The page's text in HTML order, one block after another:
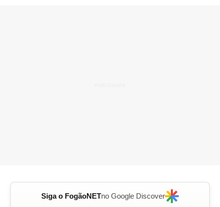
Siga o FogãoNETno Google Discover